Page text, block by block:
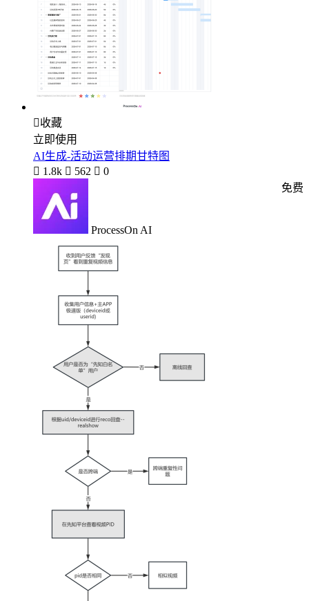
收藏
立即使用
AI生成-活动运营排期甘特图
 1.8k  562  0
ProcessOn AI
免费